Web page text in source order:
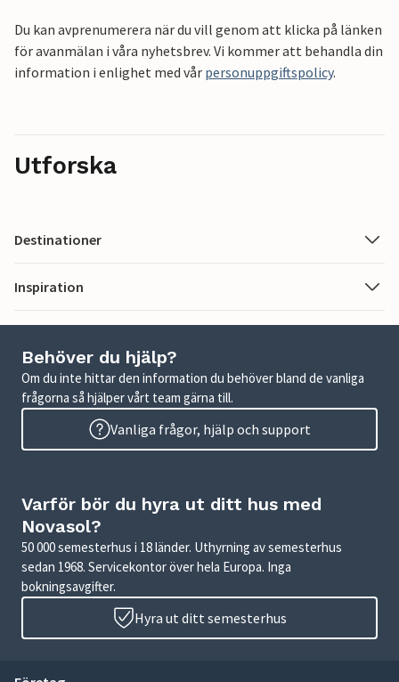
Du kan avprenumerera när du vill genom att klicka på länken
för avanmälan i våra nyhetsbrev. Vi kommer att behandla din
information i enlighet med vår personuppgiftspolicy.
Utforska
Destinationer
Inspiration
Behöver du hjälp?
Om du inte hittar den information du behöver bland de vanliga
frågorna så hjälper vårt team gärna till.
Vanliga frågor, hjälp och support
Varför bör du hyra ut ditt hus med
Novasol?
50 000 semesterhus i 18 länder. Uthyrning av semesterhus
sedan 1968. Servicekontor över hela Europa. Inga
bokningsavgifter.
Hyra ut ditt semesterhus